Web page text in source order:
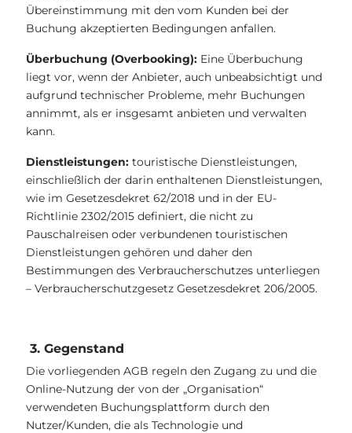
Übereinstimmung mit den vom Kunden bei der
Buchung akzeptierten Bedingungen anfallen.
Überbuchung (Overbooking):Eine Überbuchung
liegt vor, wenn der Anbieter, auch unbeabsichtigt und
aufgrund technischer Probleme, mehr Buchungen
annimmt, als er insgesamt anbieten und verwalten
kann.
Dienstleistungen:touristische Dienstleistungen,
einschließlich der darin enthaltenen Dienstleistungen,
wie im Gesetzesdekret 62/2018 und in der EU-
Richtlinie 2302/2015 definiert, die nicht zu
Pauschalreisen oder verbundenen touristischen
Dienstleistungen gehören und daher den
Bestimmungen des Verbraucherschutzes unterliegen
– Verbraucherschutzgesetz Gesetzesdekret 206/2005.
3. Gegenstand
Die vorliegenden AGB regeln den Zugang zu und die
Online-Nutzung der von der „Organisation“
verwendeten Buchungsplattform durch den
Nutzer/Kunden, die als Technologie und